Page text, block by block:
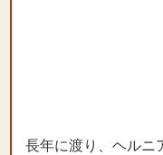
長年に渡り、ヘルニ